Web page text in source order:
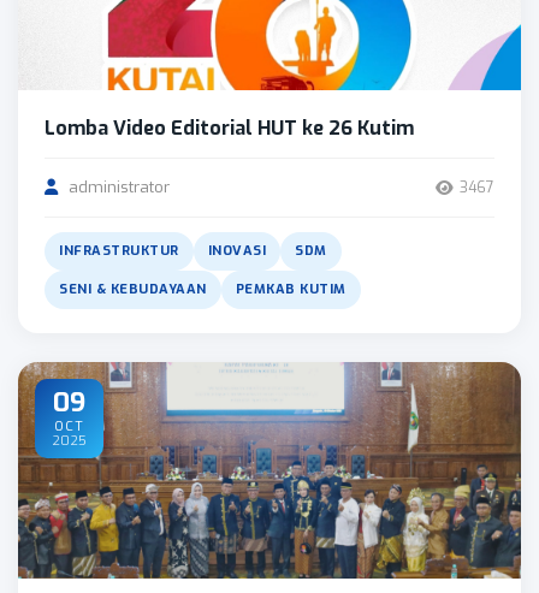
Lomba Video Editorial HUT ke 26 Kutim
administrator 3467
INFRASTRUKTUR INOVASI SDM
SENI & KEBUDAYAAN PEMKAB KUTIM
09
OCT
2025